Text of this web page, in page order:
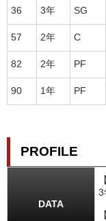
36 3年 SG
57 2年 C
82 2年 PF
90 1年 PF
PROFILE
DATA
3